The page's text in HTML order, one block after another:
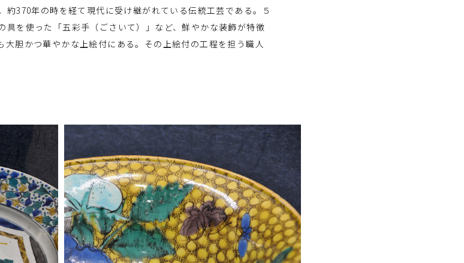
約370年の時を経て現代に受け継がれている伝統工芸である。５
具を使った「五彩手（ごさいて）」など、鮮やかな装飾が特徴
大胆かつ華やかな上絵付にある。その上絵付の工程を担う職人